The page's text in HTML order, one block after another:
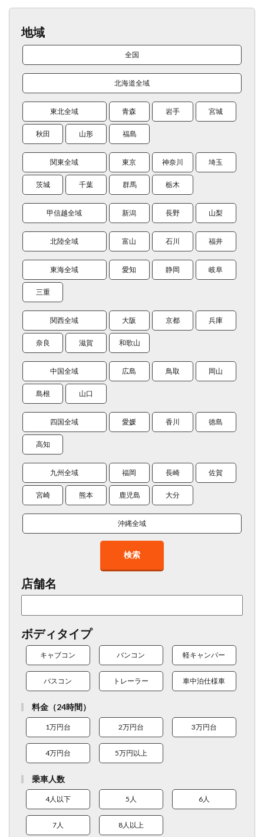
地域
全国
北海道全域
東北全域 青森 岩手 宮城
秋田 山形 福島
関東全域 東京 神奈川 埼玉
茨城 千葉 群馬 栃木
甲信越全域 新潟 長野 山梨
北陸全域 富山 石川 福井
東海全域 愛知 静岡 岐阜
三重
関西全域 大阪 京都 兵庫
奈良 滋賀 和歌山
中国全域 広島 鳥取 岡山
島根 山口
四国全域 愛媛 香川 徳島
高知
九州全域 福岡 長崎 佐賀
宮崎 熊本 鹿児島 大分
沖縄全域
検索
店舗名
ボディタイプ
キャブコン バンコン 軽キャンパー
バスコン トレーラー 車中泊仕様車
料金（24時間）
1万円台 2万円台 3万円台
4万円台 5万円以上
乗車人数
4人以下 5人 6人
7人 8人以上